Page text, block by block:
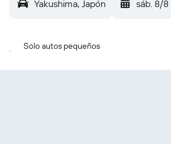
Yakushima, Japón sáb. 8/8
Solo autos pequeños